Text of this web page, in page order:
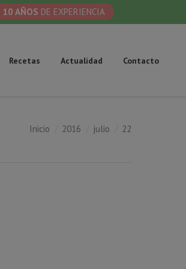
10 AÑOS DE EXPERIENCIA
Recetas Actualidad Contacto
Inicio 2016 julio 22